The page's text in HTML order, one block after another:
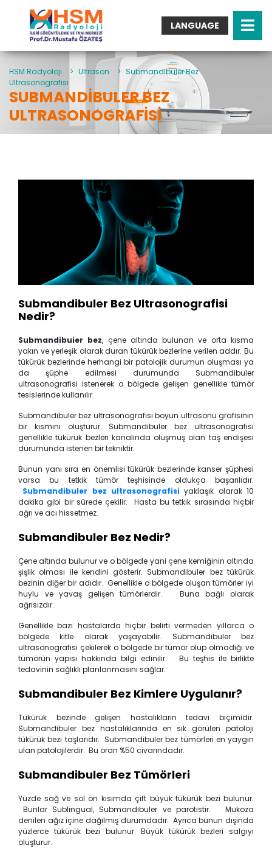
LANGUAGE
Turkish
English
Arabic
German
French
Italian
HSM Radyoloji > Ultrason > Submandibuler Bez
Ultrasonografisi
SUBMANDIBULER BEZ
ULTRASONOGRAFISI
Submandibuler Bez Ultrasonografisi
Nedir?
Submandibuier bez, çene altında bulunan ve orta kısma
yakın ve yerleşik olarak duran tükürük bezlerine verilen addır. Bu
tükürük bezlerinde herhangi bir patolojik durumun oluşması ya
da şüphe edilmesi durumunda Submandibuler
ultrasonografisi istenerek o bölgede gelişen genellikle tümör
tesislerinde kullanılır.
Submandibuler bez ultrasonografisi boyun ultrasonu grafisinin
bir kısmını oluşturur. Submandibuler bez ultrasonografisi
genellikle tükürük bezleri kanalında oluşmuş olan taş endişesi
durumunda istenen bir tekniktir.
Bunun yanı sıra en önemlisi tükürük bezlerinde kanser şüphesi
varsa bu tetkik tümör teşhisinde oldukça başarılıdır.
Submandibuler bez ultrasonografisi yaklaşık olarak 10
dakika gibi bir sürede çekilir. Hasta bu tetkik sırasında hiçbir
ağrı ve acı hissetmez.
Submandibuler Bez Nedir?
Çene altında bulunur ve o bölgede yani çene kemiğinin altında
şişlik olması ile kendini gösterir. Submandibuler bez tükürük
bezinin diğer bir adıdır. Genellikle o bölgede oluşan tümörler iyi
huylu ve yavaş gelişen tümörlerdir. Buna bağlı olarak
ağrısızdır.
Genellikle bazı hastalarda hiçbir belirti vermeden yıllarca o
bölgede kitle olarak yaşayabilir. Submandibuler bez
ultrasonografisi çekilerek o bölgede bir tümör olup olmadığı ve
tümörün yapısı hakkında bilgi edinilir. Bu teşhis ile birlikte
tedavinin sağlıklı planlanmasını sağlar.
Submandibuler Bez Kimlere Uygulanır?
Tükürük bezinde gelişen hastalıkların tedavi biçimidir.
Submandibuler bez hastalıklarında en sık görülen patoloji
tükürük bezi taşlarıdır. Submandibuler bez tümörleri en yaygın
ulan patolojilerdir. Bu oran %50 civarındadır.
Submandibuler Bez Tümörleri
Yüzde sağ ve sol ön kısımda çift büyük tükürük bezi bulunur.
Bunlar Sublingual, Submandibuler ve parotistir. Mukoza
denilen ağız içine dağılmış durumdadır. Ayrıca bunun dışında
yüzlerce tükürük bezi bulunur. Büyük tükürük bezleri salgıyı
oluşturur.